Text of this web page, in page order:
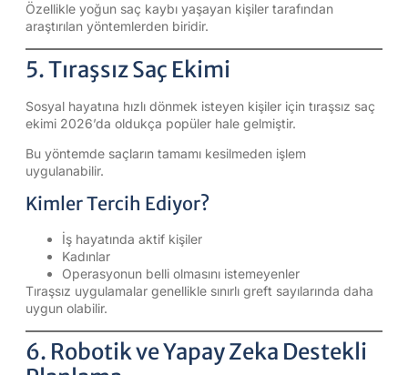
Özellikle yoğun saç kaybı yaşayan kişiler tarafından
araştırılan yöntemlerden biridir.
5. Tıraşsız Saç Ekimi
Sosyal hayatına hızlı dönmek isteyen kişiler için tıraşsız saç
ekimi 2026’da oldukça popüler hale gelmiştir.
Bu yöntemde saçların tamamı kesilmeden işlem
uygulanabilir.
Kimler Tercih Ediyor?
İş hayatında aktif kişiler
Kadınlar
Operasyonun belli olmasını istemeyenler
Tıraşsız uygulamalar genellikle sınırlı greft sayılarında daha
uygun olabilir.
6. Robotik ve Yapay Zeka Destekli